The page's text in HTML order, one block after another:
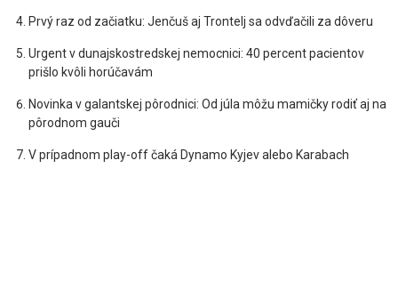
Prvý raz od začiatku: Jenčuš aj Trontelj sa odvďačili za dôveru
Urgent v dunajskostredskej nemocnici: 40 percent pacientov
prišlo kvôli horúčavám
Novinka v galantskej pôrodnici: Od júla môžu mamičky rodiť aj na
pôrodnom gauči
V prípadnom play-off čaká Dynamo Kyjev alebo Karabach